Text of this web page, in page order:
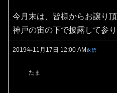
今月末は、皆様からお譲り
神戸の宙の下で披露して参
2019年11月17日 12:00 AM返信
たま